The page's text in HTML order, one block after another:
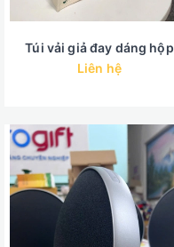
Túi vải giả đay dáng hộp
Liên hệ